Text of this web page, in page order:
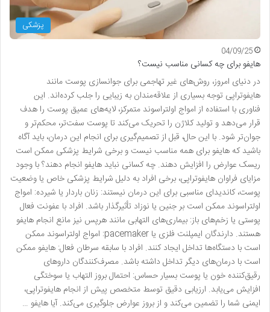
پزشکی
04/09/25
هایفو برای چه کسانی مناسب نیست؟
در دنیای امروز، روش‌های غیر تهاجمی برای جوانسازی پوست مانند
هایفوتراپی توجه بسیاری از علاقه‌مندان به زیبایی را جلب کرده‌اند. این
فناوری با استفاده از امواج اولتراسوند متمرکز، لایه‌های عمیق پوست را هدف
قرار می‌دهد و تولید کلاژن را تحریک می‌کند تا پوست سفت‌تر، محکم‌تر و
جوان‌تر شود. با این حال، قبل از تصمیم‌گیری برای انجام این درمان، باید آگاه
باشید که هایفو برای همه مناسب نیست و برخی شرایط پزشکی ممکن است
ریسک عوارض را افزایش دهند. چه کسانی نباید هایفو انجام دهند؟ با وجود
مزایای فراوان هایفوتراپی، برخی افراد به دلیل شرایط پزشکی خاص یا وضعیت
پوست، کاندیدای مناسبی برای این درمان نیستند: زنان باردار یا شیرده: امواج
اولتراسوند ممکن است بر جنین یا نوزاد تأثیرگذار باشد. افراد با عفونت فعال
پوستی یا زخم‌های باز: بیماری‌های التهابی مانند هرپس نیز مانع انجام هایفو
هستند. دارندگان ایمپلنت فلزی یا pacemaker: امواج اولتراسوند ممکن
است با دستگاه‌ها تداخل ایجاد کنند. افراد با سابقه سرطان فعال: هایفو ممکن
است با درمان‌های دیگر تداخل داشته باشد. مصرف‌کنندگان داروهای
رقیق‌کننده خون یا پوست بسیار حساس: احتمال بروز التهاب یا سوختگی
افزایش می‌یابد. ارزیابی دقیق توسط متخصص پیش از انجام هایفوتراپی،
ایمنی شما را تضمین می‌کند و از بروز عوارض جلوگیری می‌کند. آیا هایفو …